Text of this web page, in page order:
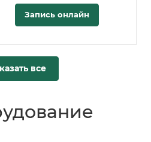
Запись онлайн
все